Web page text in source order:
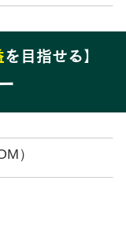
を目指せる】
）